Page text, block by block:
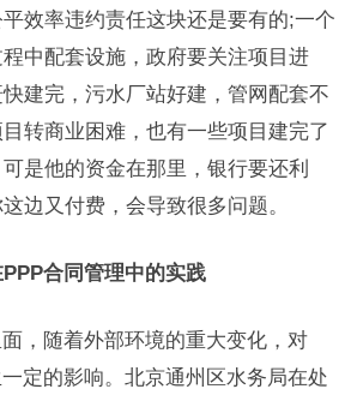
效率违约责任这块还是要有的;一个
中配套设施，政府要关注项目进
建完，污水厂站好建，管网配套不
转商业困难，也有一些项目建完了
是他的资金在那里，银行要还利
边又付费，会导致很多问题。
合同管理中的实践
随着外部环境的重大变化，对
定的影响。北京通州区水务局在处